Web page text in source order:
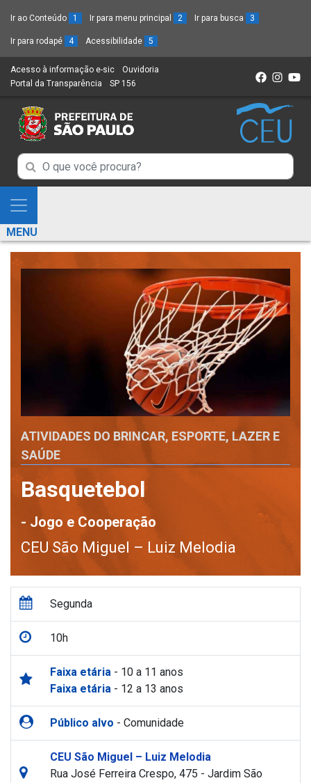
Ir ao Conteúdo 1 Ir para menu principal 2 Ir para busca 3
Ir para rodapé 4 Acessibilidade 5
Acesso à informação e-sic (Link
para
novo
sítio)
Ouvidoria
Portal da Transparência (Link
um
novo
SP 156
Campo
de
Busca
de
informações
Campo
de
de
informações
Mostra
e
Esconde
Menu
MENU
ATIVIDADES DO BRINCAR, ESPORTE, LAZER E
SAÚDE
Basquetebol
- Jogo e Cooperação
CEU São Miguel – Luiz Melodia
Segunda
10h
Faixa etária - 10 a 11 anos
Faixa etária - 12 a 13 anos
Público alvo - Comunidade
CEU São Miguel – Luiz Melodia
Rua José Ferreira Crespo, 475 - Jardim São